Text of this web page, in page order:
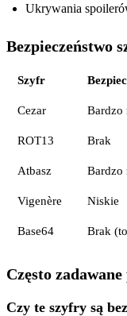
Ukrywania
Bezpieczeństwo
Szyfr
Cezar Bardzo
ROT13 Brak
Atbasz Bardzo
Vigenère Niskie
Base64 Brak
Często
Czy te szyfry są